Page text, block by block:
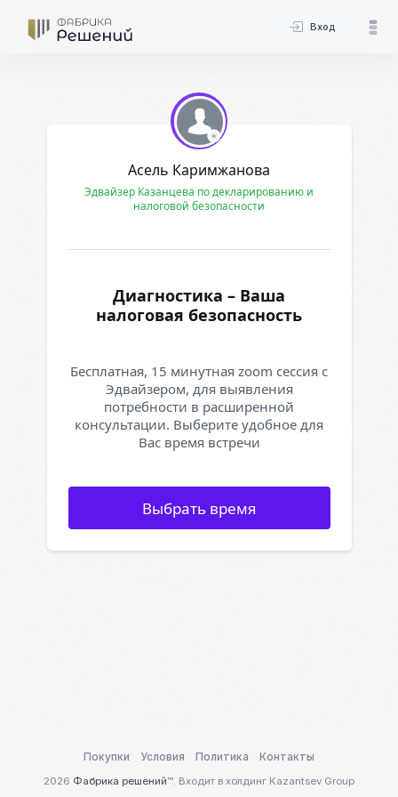
Вход
Асель Каримжанова
Эдвайзер Казанцева по декларированию и
налоговой безопасности
Диагностика – Ваша
налоговая безопасность
Бесплатная, 15 минутная zoom сессия с
Эдвайзером, для выявления
потребности в расширенной
консультации. Выберите удобное для
Вас время встречи
Выбрать время
2026 Фабрика решений™. Входит в холдинг Kazantsev Group
Покупки Условия Политика Контакты